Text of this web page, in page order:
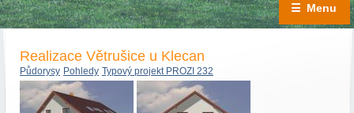
☰ Menu
Realizace Větrušice u Klecan
Půdorysy Pohledy Typový projekt PROZI 232